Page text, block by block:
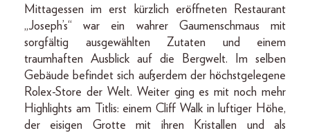
Mittagessen im erst kürzlich eröffneten Restaurant
„Joseph’s“ war ein wahrer Gaumenschmaus mit
sorgfältig ausgewählten Zutaten und einem
traumhaften Ausblick auf die Bergwelt. Im selben
Gebäude befindet sich außerdem der höchstgelegene
Rolex-Store der Welt. Weiter ging es mit noch mehr
Highlights am Titlis: einem Cliff Walk in luftiger Höhe,
der eisigen Grotte mit ihren Kristallen und als